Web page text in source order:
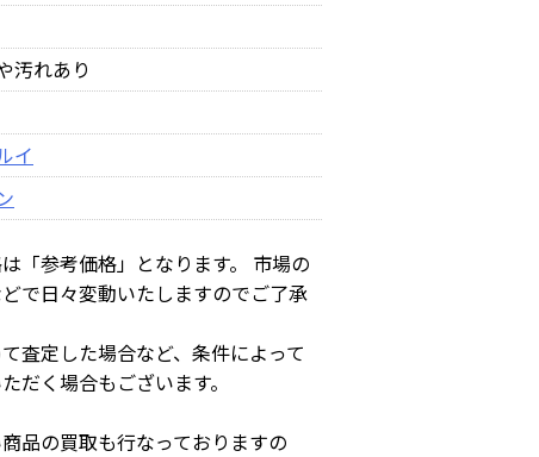
汚れあり
イ
「参考価格」となります。 市場の
で日々変動いたしますのでご了承
査定した場合など、条件によって
だく場合もございます。
品の買取も行なっておりますの